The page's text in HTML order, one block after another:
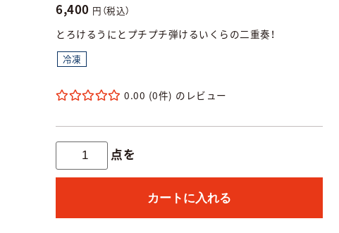
6,400 円（税込）
とろけるうにとプチプチ弾けるいくらの二重奏！
冷凍
0.00 (0件)
点を
カートに入れる